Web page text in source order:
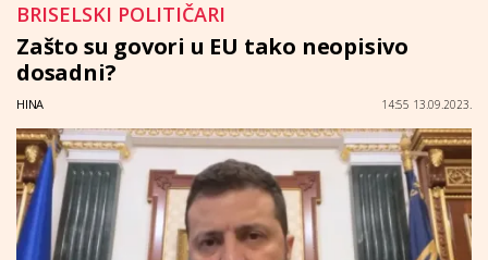
BRISELSKI POLITIČARI
Zašto su govori u EU tako neopisivo
dosadni?
HINA 14:55 13.09.2023.